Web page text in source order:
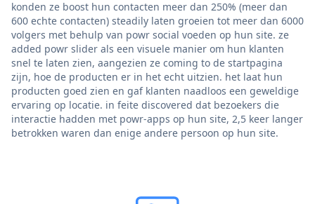
konden ze boost hun contacten meer dan 250% (meer dan
600 echte contacten) steadily laten groeien tot meer dan 6000
volgers met behulp van powr social voeden op hun site. ze
added powr slider als een visuele manier om hun klanten
snel te laten zien, aangezien ze coming to de startpagina
zijn, hoe de producten er in het echt uitzien. het laat hun
producten goed zien en gaf klanten naadloos een geweldige
ervaring op locatie. in feite discovered dat bezoekers die
interactie hadden met powr-apps op hun site, 2,5 keer langer
betrokken waren dan enige andere persoon op hun site.